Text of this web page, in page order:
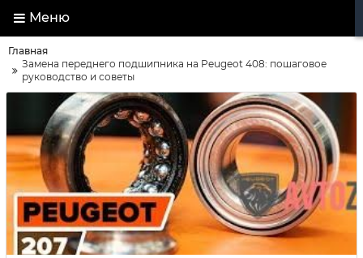
Меню
Главная
Замена переднего подшипника на Peugeot 408: пошаговое
руководство и советы